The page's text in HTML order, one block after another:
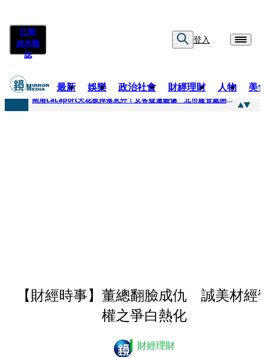
訂閱
紙本雜
誌
登入
最新 娛樂 政治社會 財經理財 人物 美
快訊
南港LaLaport天花板掉落意外！女客疑遭砸傷 北市建管處開罰30萬
【財經時事】董總翻臉成仇 誠美材經
權之爭白熱化
財經理財